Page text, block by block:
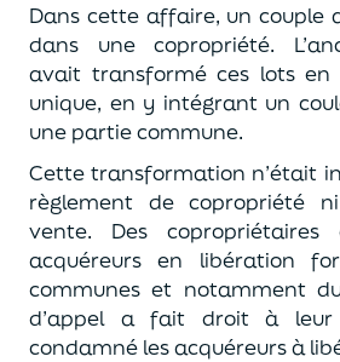
Dans cette affaire, un couple
dans une copropriété.
avait transformé ces lots
unique, en y intégrant un
une partie commune.
Cette transformation n’était
règlement de copropriété
vente. Des
acquéreurs en libération
communes et notamment
d’appel a fait droit à
condamné les acquéreurs à